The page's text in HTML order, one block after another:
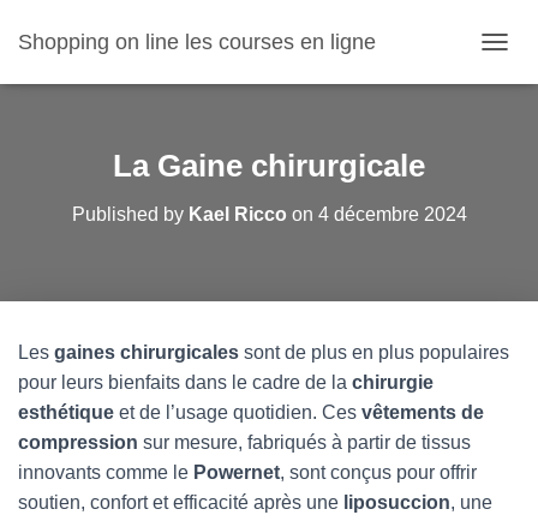
Shopping on line les courses en ligne
U
L
La Gaine chirurgicale
Published by Kael Ricco on 4 décembre 2024
Les gaines chirurgicales sont de plus en plus populaires
pour leurs bienfaits dans le cadre de la chirurgie
esthétique et de l’usage quotidien. Ces vêtements de
compression sur mesure, fabriqués à partir de tissus
innovants comme le Powernet, sont conçus pour offrir
soutien, confort et efficacité après une liposuccion, une